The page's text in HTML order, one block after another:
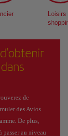
Loisirs
de
des Avios
De plus,
au niveau